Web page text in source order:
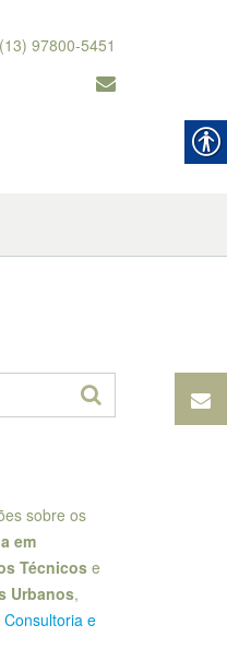
97800-5451
sobre os
em
Técnicose
Urbanos,
Consultoria e